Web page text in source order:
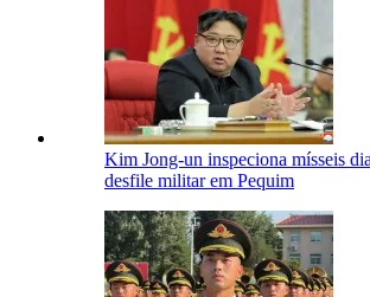
Kim Jong-un inspeciona mísseis
desfile militar em Pequim